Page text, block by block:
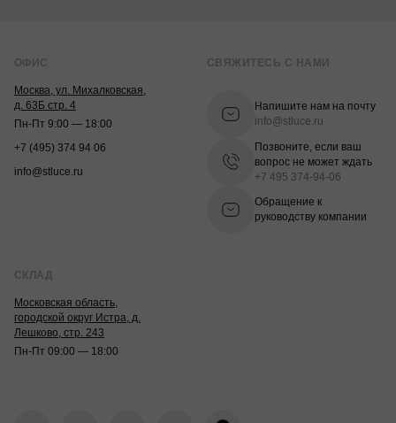
ОФИС
Москва, ул. Михалковская,
д. 63Б стр. 4
Пн-Пт 9:00 — 18:00
+7 (495) 374 94 06
info@stluce.ru
СВЯЖИТЕСЬ С НАМИ
Напишите нам на почту
info@stluce.ru
Позвоните, если ваш
вопрос не может ждать
+7 495 374-94-06
Обращение к
руководству компании
СКЛАД
Московская область,
городской округ Истра, д.
Лешково, стр. 243
Пн-Пт 09:00 — 18:00